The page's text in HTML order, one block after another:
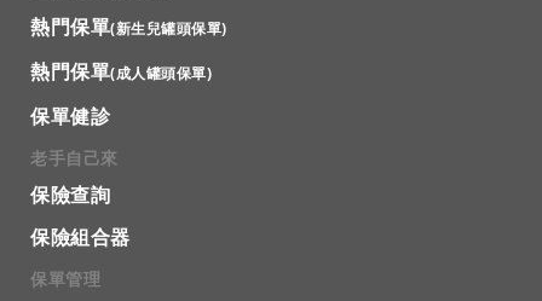
熱門保單(新生兒罐頭保單)
熱門保單(成人罐頭保單)
保單健診
老手自己來
保險查詢
保險組合器
保單管理